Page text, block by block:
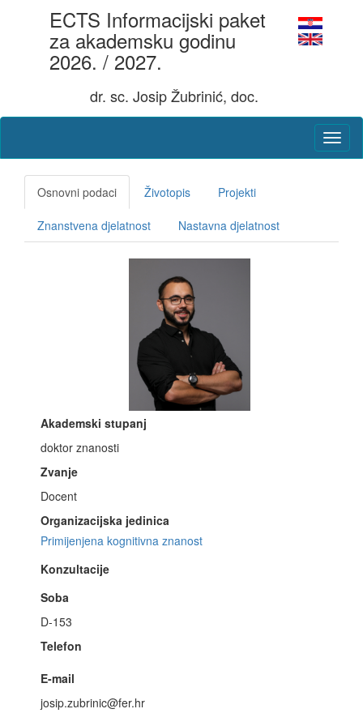
ECTS Informacijski paket
za akademsku godinu
2026. / 2027.
dr. sc. Josip Žubrinić, doc.
Osnovni podaci Životopis Projekti
Znanstvena djelatnost Nastavna djelatnost
Akademski stupanj
doktor znanosti
Zvanje
Docent
Organizacijska jedinica
Primijenjena kognitivna znanost
Konzultacije
Soba
D-153
Telefon
E-mail
josip.zubrinic@fer.hr